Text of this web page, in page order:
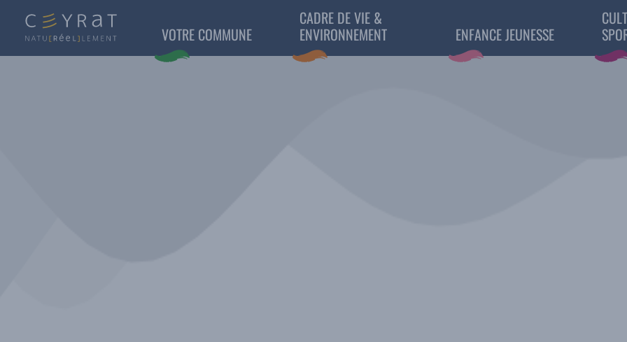
VOTRE COMMUNE
CADRE DE VIE &
ENVIRONNEMENT
ENFANCE JEUNESSE